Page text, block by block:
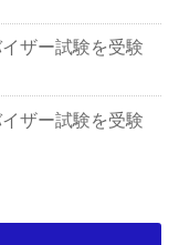
ザー試験を受験
ザー試験を受験